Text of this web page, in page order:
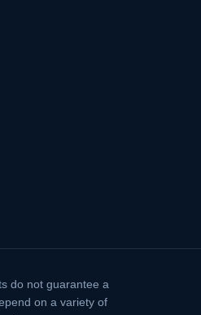
do not guarantee a
on a variety of